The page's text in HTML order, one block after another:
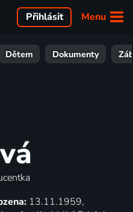
Menu
Přihlásit
Dětem Dokumenty
13.11.1959,